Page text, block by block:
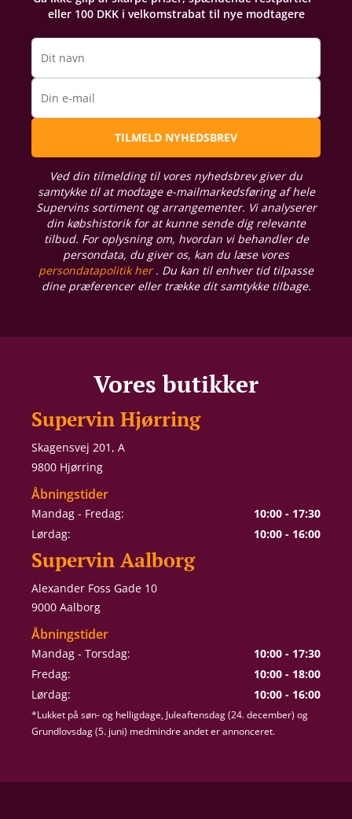
eller 100 DKK i velkomstrabat til nye modtagere
Dit navn
Din e-mail
TILMELD NYHEDSBREV
Ved din tilmelding til vores nyhedsbrev giver du
samtykke til at modtage e-mailmarkedsføring af hele
Supervins sortiment og arrangementer. Vi analyserer
din købshistorik for at kunne sende dig relevante
tilbud. For oplysning om, hvordan vi behandler de
persondata, du giver os, kan du læse vores
persondatapolitik her. Du kan til enhver tid tilpasse
dine præferencer eller trække dit samtykke tilbage.
Vores butikker
Supervin Hjørring
Skagensvej 201, A
9800 Hjørring
Åbningstider
Mandag - Fredag:
10:00 - 17:30
Lørdag:
10:00 - 16:00
Supervin Aalborg
Alexander Foss Gade 10
9000 Aalborg
Åbningstider
Mandag - Torsdag:
10:00 - 17:30
Fredag:
10:00 - 18:00
Lørdag:
10:00 - 16:00
*Lukket på søn- og helligdage, Juleaftensdag (24. december) og
Grundlovsdag (5. juni) medmindre andet er annonceret.